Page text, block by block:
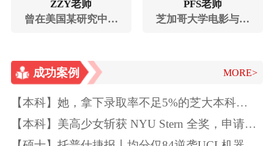
ZZY老师
曾在美国某研究中心
PFS老师
芝加哥大学电影与媒
成功案例 MORE>
【本科】她，拿下录取率不足5%的芝大本科
Offer！独一无二的特质如此“养成”~
【本科】美高少女斩获 NYU Stern 全奖，申请季